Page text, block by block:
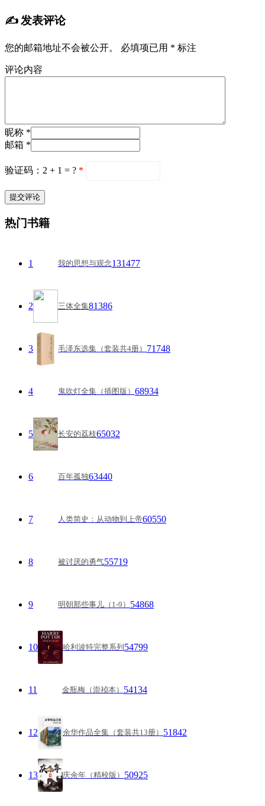
✍️ 发表评论
您的邮箱地址不会被公开。 必填项已用 * 标注
评论内容
昵称 *
邮箱 *
验证码：2 + 1 = ? *
热门书籍
1 我的思想与观念131477
2 三体全集81386
3 毛泽东选集（套装共4册） 71748
4 鬼吹灯全集（插图版） 68934
5 长安的荔枝65032
6 百年孤独63440
7 人类简史：从动物到上帝60550
8 被讨厌的勇气55719
9 明朝那些事儿（1-9） 54868
10 哈利波特完整系列 54799
11 金瓶梅（崇祯本） 54134
12 余华作品全集（套装共13册） 51842
13 庆余年（精校版） 50925